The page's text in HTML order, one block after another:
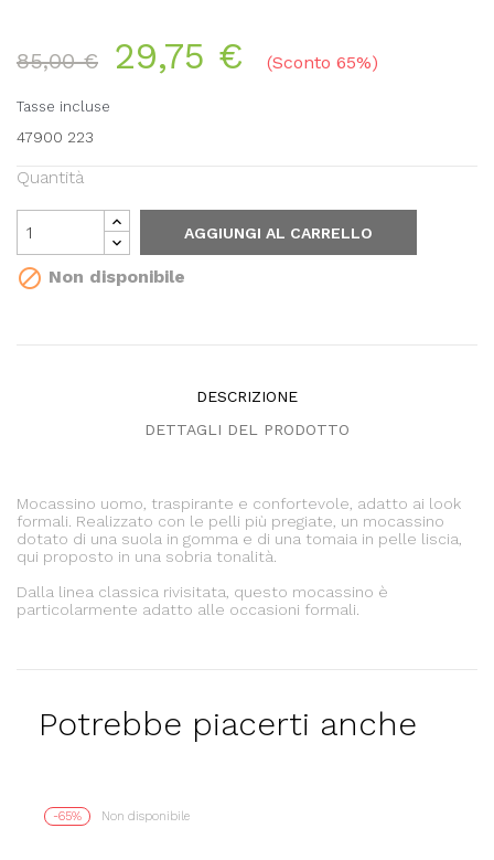
85,00 € 29,75 € Sconto 65%
Tasse incluse
47900 223
Quantità
AGGIUNGI AL CARRELLO
 Non disponibile
DESCRIZIONE
DETTAGLI DEL PRODOTTO
Mocassino uomo, traspirante e confortevole, adatto ai look
formali. Realizzato con le pelli più pregiate, un mocassino
dotato di una suola in gomma e di una tomaia in pelle liscia,
qui proposto in una sobria tonalità.
Dalla linea classica rivisitata, questo mocassino è
particolarmente adatto alle occasioni formali.
Potrebbe piacerti anche
-65% Non disponibile